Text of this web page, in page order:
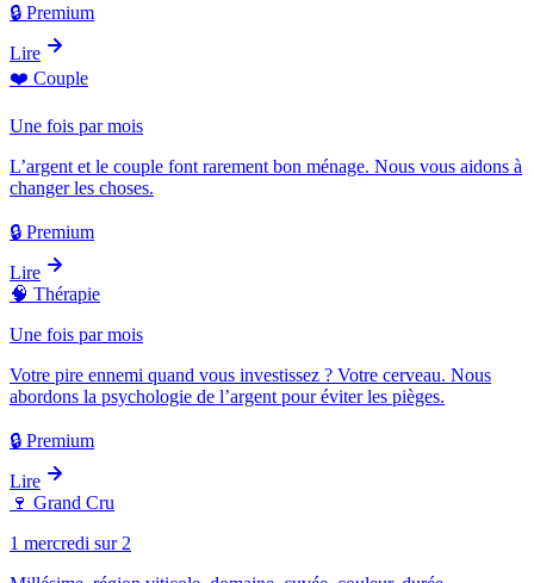
🔒 Premium
Lire
❤️ Couple
Une fois par mois
L’argent et le couple font rarement bon ménage. Nous vous aidons à
changer les choses.
🔒 Premium
Lire
🧠 Thérapie
Une fois par mois
Votre pire ennemi quand vous investissez ? Votre cerveau. Nous
abordons la psychologie de l’argent pour éviter les pièges.
🔒 Premium
Lire
🍷 Grand Cru
1 mercredi sur 2